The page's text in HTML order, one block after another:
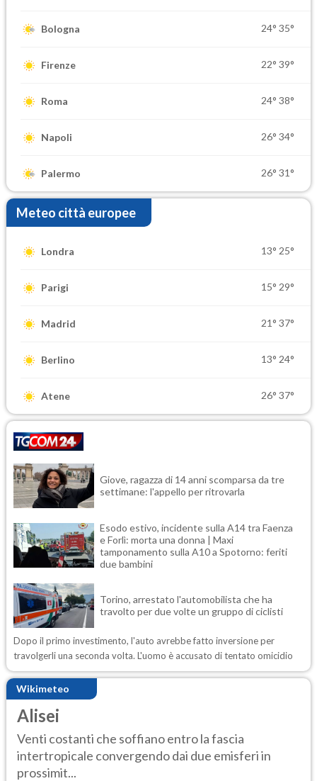
Bologna 24° 35°
Firenze 22° 39°
Roma 24° 38°
Napoli 26° 34°
Palermo 26° 31°
Meteo città europee
Londra 13° 25°
Parigi 15° 29°
Madrid 21° 37°
Berlino 13° 24°
Atene 26° 37°
Giove, ragazza di 14 anni scomparsa da tre
settimane: l'appello per ritrovarla
Esodo estivo, incidente sulla A14 tra Faenza
e Forlì: morta una donna | Maxi
tamponamento sulla A10 a Spotorno: feriti
due bambini
Torino, arrestato l'automobilista che ha
travolto per due volte un gruppo di ciclisti
Dopo il primo investimento, l'auto avrebbe fatto inversione per
travolgerli una seconda volta. L'uomo è accusato di tentato omicidio
Wikimeteo
Alisei
Venti costanti che soffiano entro la fascia
intertropicale convergendo dai due emisferi in
prossimit...